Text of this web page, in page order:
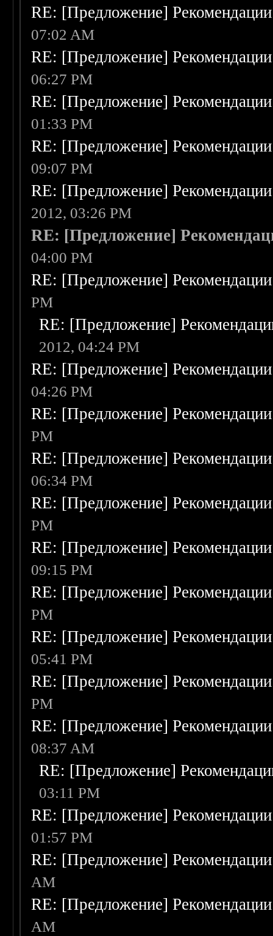
RE: [Предложение]
07:02 AM
RE: [Предложение]
06:27 PM
RE: [Предложение]
01:33 PM
RE: [Предложение]
09:07 PM
RE: [Предложение]
2012, 03:26 PM
RE: [Предложение]
04:00 PM
RE: [Предложение]
PM
RE: [Предложение]
2012, 04:24 PM
RE: [Предложение]
04:26 PM
RE: [Предложение]
PM
RE: [Предложение]
06:34 PM
RE: [Предложение]
PM
RE: [Предложение]
09:15 PM
RE: [Предложение]
PM
RE: [Предложение]
05:41 PM
RE: [Предложение]
PM
RE: [Предложение]
08:37 AM
RE: [Предложение]
03:11 PM
RE: [Предложение]
01:57 PM
RE: [Предложение]
AM
RE: [Предложение]
AM